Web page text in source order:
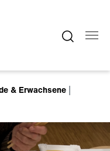
& Erwachsene